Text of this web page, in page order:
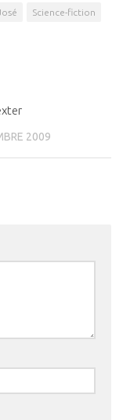
Science-fiction
2009